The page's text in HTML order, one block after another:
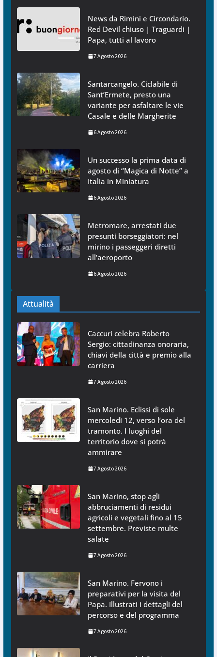
News da Rimini e Circondario.
Red Devil chiuso | Traguardi |
Papa, tutti al lavoro
7 Agosto 2026
Santarcangelo. Ciclabile di
Sant’Ermete, presto una
variante per asfaltare le vie
Casale e delle Margherite
6 Agosto 2026
Un successo la prima data di
agosto di “Magica di Notte” a
Italia in Miniatura
6 Agosto 2026
Metromare, arrestati due
presunti borseggiatori: nel
mirino i passeggeri diretti
all’aeroporto
6 Agosto 2026
Attualità
Caccuri celebra Roberto
Sergio: cittadinanza onoraria,
chiavi della città e premio alla
carriera
7 Agosto 2026
San Marino. Eclissi di sole
mercoledì 12, verso l’ora del
tramonto. I luoghi del
territorio dove si potrà
ammirare
7 Agosto 2026
San Marino, stop agli
abbruciamenti di residui
agricoli e vegetali fino al 15
settembre. Previste multe
salate
7 Agosto 2026
San Marino. Fervono i
preparativi per la visita del
Papa. Illustrati i dettagli del
percorso e del programma
7 Agosto 2026